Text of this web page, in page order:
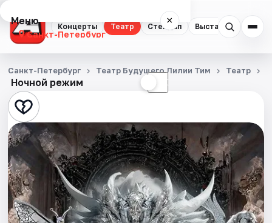
Концерты Театр Стендап Выставки
Меню ×
Санкт-Петербург
Концерты
Театр
Стендап
Выставки
Квесты
Экскурсии
Ночной режим ☾
Санкт-Петербург Театр Будущего Лилии Тим Театр